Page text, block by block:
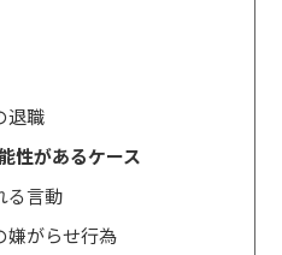
退職
性があるケース
る言動
嫌がらせ行為